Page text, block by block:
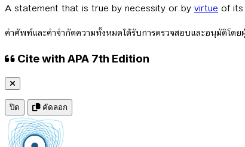
A statement that is true by necessity or by virtue of its
คำศัพท์และคำจำกัดความทั้งหมดได้รับการตรวจสอบและอนุมัติโด
Cite with APA 7th Edition
ปิด คัดลอก